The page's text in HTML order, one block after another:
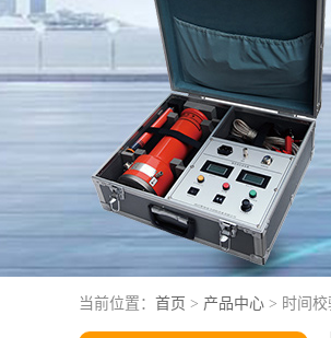
当前位置： 首页 > 产品中心 > 时间